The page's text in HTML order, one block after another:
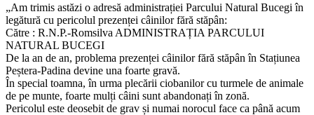
„Am trimis astăzi o adresă administrației Parcului Natural Bucegi în
legătură cu pericolul prezenței câinilor fără stăpân:
Către : R.N.P.-Romsilva ADMINISTRAȚIA PARCULUI
NATURAL BUCEGI
De la an de an, problema prezenței câinilor fără stăpân în Stațiunea
Peștera-Padina devine una foarte gravă.
În special toamna, în urma plecării ciobanilor cu turmele de animale
de pe munte, foarte mulți câini sunt abandonați în zonă.
Pericolul este deosebit de grav și numai norocul face ca până acum